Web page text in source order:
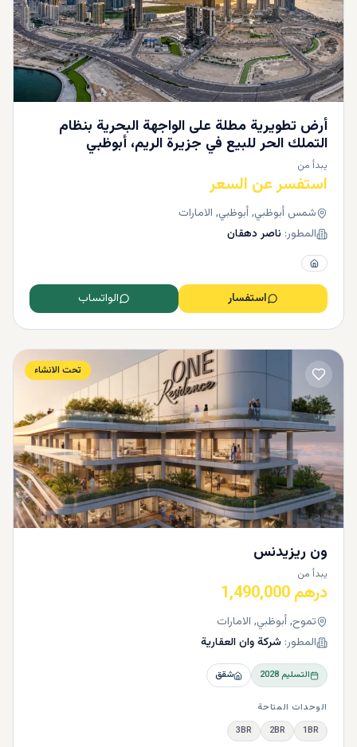
أرض تطويرية مطلة على الواجهة البحرية بنظام
التملك الحر للبيع في جزيرة الريم، أبوظبي
يبدأ من
استفسر عن السعر
شمس أبوظبي, أبوظبي, الامارات
المطور: ناصر دهقان
استفسار الواتساب
تحت الانشاء
ون ريزيدنس
يبدأ من
درهم 1,490,000
تموح, أبوظبي, الامارات
المطور: شركة وان العقارية
التسليم2028 شقق
الوحدات المتاحة
1BR
2BR
3BR